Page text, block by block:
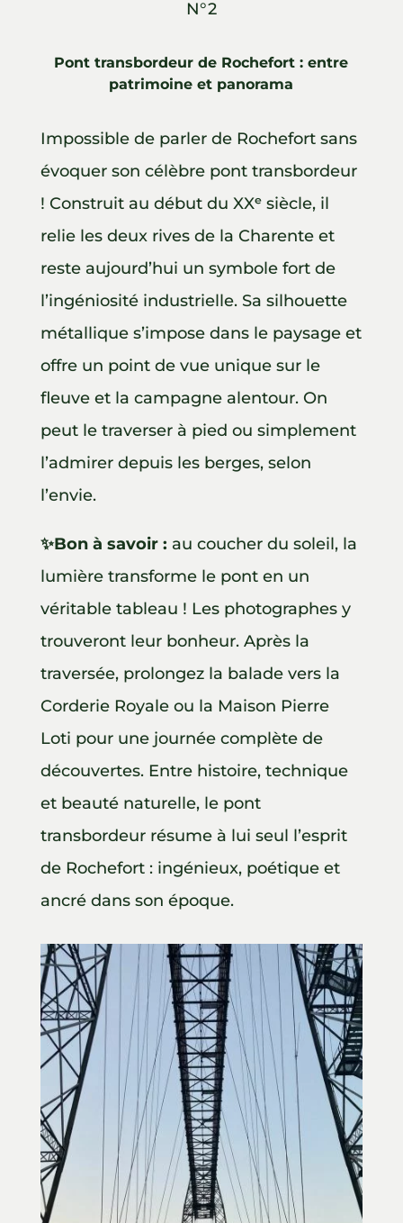
N°2
Pont transbordeur de Rochefort : entre
patrimoine et panorama
Impossible de parler de Rochefort sans
évoquer son célèbre pont transbordeur
! Construit au début du XXᵉ siècle, il
relie les deux rives de la Charente et
reste aujourd’hui un symbole fort de
l’ingéniosité industrielle. Sa silhouette
métallique s’impose dans le paysage et
offre un point de vue unique sur le
fleuve et la campagne alentour. On
peut le traverser à pied ou simplement
l’admirer depuis les berges, selon
l’envie.
✨Bon à savoir : au coucher du soleil, la
lumière transforme le pont en un
véritable tableau ! Les photographes y
trouveront leur bonheur. Après la
traversée, prolongez la balade vers la
Corderie Royale ou la Maison Pierre
Loti pour une journée complète de
découvertes. Entre histoire, technique
et beauté naturelle, le pont
transbordeur résume à lui seul l’esprit
de Rochefort : ingénieux, poétique et
ancré dans son époque.